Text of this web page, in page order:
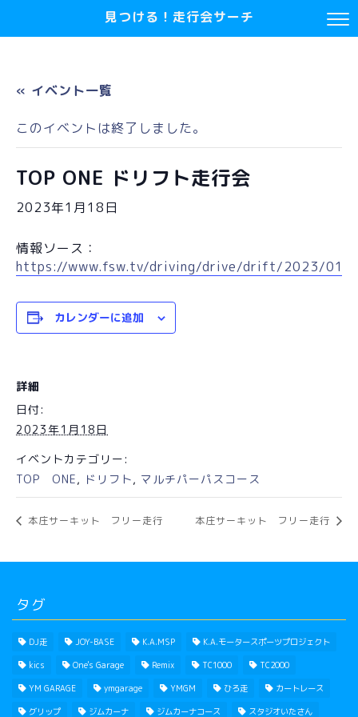
見つける！走行会サーチ
« イベント一覧
このイベントは終了しました。
TOP ONE ドリフト走行会
2023年1月18日
情報ソース：
https://www.fsw.tv/driving/drive/drift/2023/
カレンダーに追加
詳細
日付:
2023年1月18日
イベントカテゴリー:
TOP ONE, ドリフト, マルチパーパスコース
本庄サーキット フリー走行 本庄サーキット フリー走行
タグ
DJ走 JOY-BASE K.A.MSP K.A.モータースポーツプロジェクト
kics One's Garage Remix TC1000 TC2000
YM GARAGE ymgarage YMGM ひろ走 カートレース
グリップ ジムカーナ ジムカーナコース スタジオいたさん